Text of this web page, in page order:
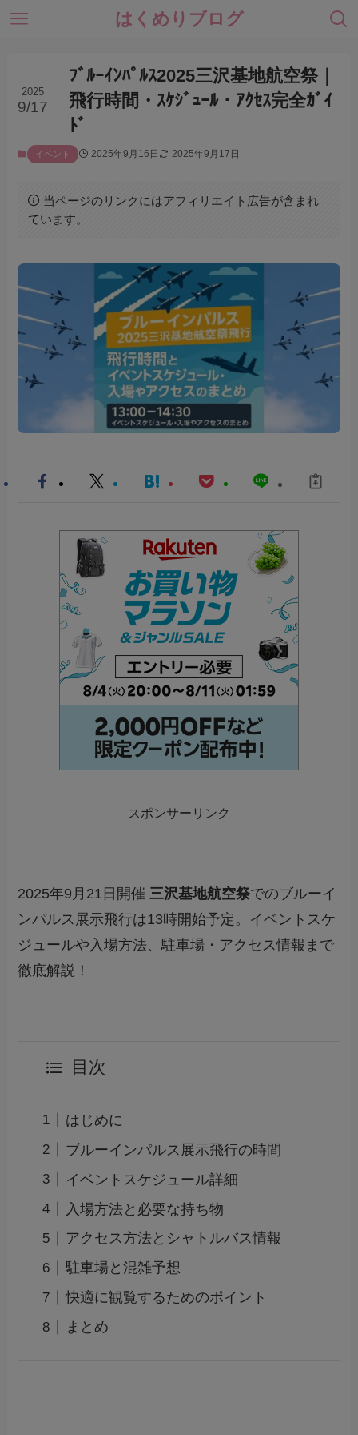
はくめりブログ
ﾌﾞﾙｰｲﾝﾊﾟﾙｽ2025三沢基地航空祭｜
飛行時間・ｽｹｼﾞｭｰﾙ・ｱｸｾｽ完全ｶﾞｲ
ﾄﾞ
2025
9/17
イベント 2025年9月16日 2025年9月17日
当ページのリンクにはアフィリエイト広告が含まれ
ています。
スポンサーリンク
2025年9月21日開催 三沢基地航空祭でのブルーイ
ンパルス展示飛行は13時開始予定。イベントスケ
ジュールや入場方法、駐車場・アクセス情報まで
徹底解説！
目次
はじめに
ブルーインパルス展示飛行の時間
イベントスケジュール詳細
入場方法と必要な持ち物
アクセス方法とシャトルバス情報
駐車場と混雑予想
快適に観覧するためのポイント
まとめ